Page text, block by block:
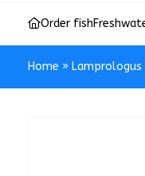
Order fish
Home »